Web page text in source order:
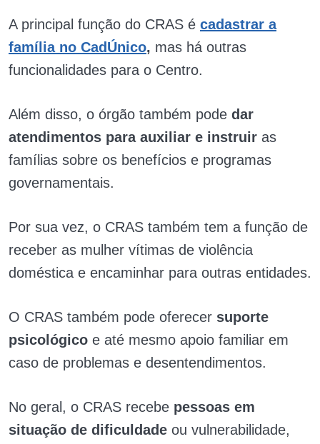
A principal função do CRAS é cadastrar a
família no CadÚnico, mas há outras
funcionalidades para o Centro.
Além disso, o órgão também pode dar
atendimentos para auxiliar e instruir as
famílias sobre os benefícios e programas
governamentais.
Por sua vez, o CRAS também tem a função de
receber as mulher vítimas de violência
doméstica e encaminhar para outras entidades.
O CRAS também pode oferecer suporte
psicológico e até mesmo apoio familiar em
caso de problemas e desentendimentos.
No geral, o CRAS recebe pessoas em
situação de dificuldade ou vulnerabilidade,